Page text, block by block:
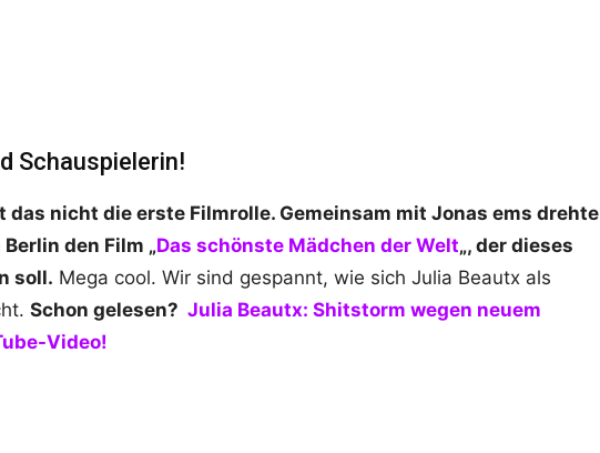
Schauspielerin!
das nicht die erste Filmrolle. Gemeinsam mit Jonas ems drehte
den Film „Das schönste Mädchen der Welt„, der dieses
soll. Mega cool. Wir sind gespannt, wie sich Julia Beautx als
Schon gelesen? Julia Beautx: Shitstorm wegen neuem
Video!